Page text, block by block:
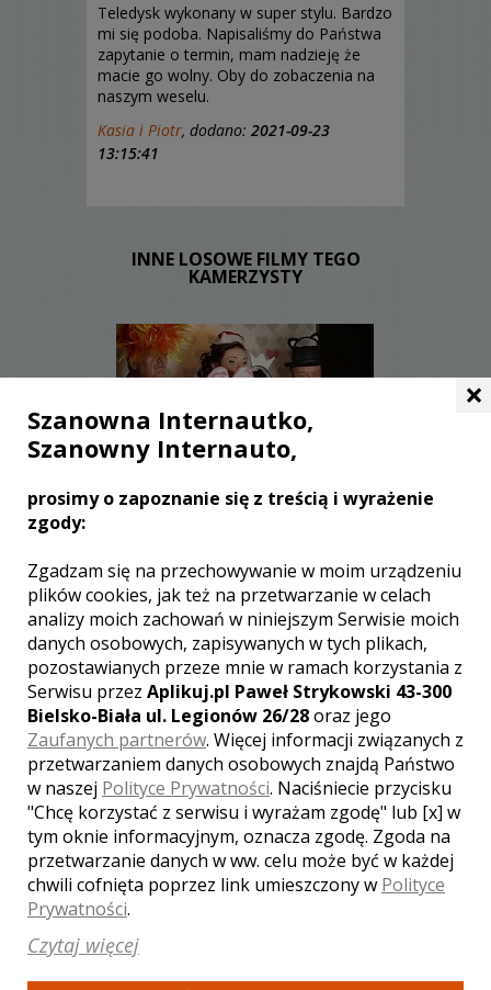
Teledysk wykonany w super stylu. Bardzo
mi się podoba. Napisaliśmy do Państwa
zapytanie o termin, mam nadzieję że
macie go wolny. Oby do zobaczenia na
naszym weselu.
Kasia i Piotr, dodano: 2021-09-23
13:15:41
INNE LOSOWE FILMY TEGO
KAMERZYSTY
KOMENTARZY:0
WYŚWIETLEŃ:
1063
KOMENTARZY:0
WYŚWIETLEŃ:2298
KOMENTARZY:0
×
Szanowna Internautko,
Szanowny Internauto,
prosimy o zapoznanie się z treścią i wyrażenie
zgody:
Zgadzam się na przechowywanie w moim urządzeniu
plików cookies, jak też na przetwarzanie w celach
analizy moich zachowań w niniejszym Serwisie moich
danych osobowych, zapisywanych w tych plikach,
pozostawianych przeze mnie w ramach korzystania z
Serwisu przez Aplikuj.pl Paweł Strykowski 43-300
Bielsko-Biała ul. Legionów 26/28oraz jego
Zaufanych partnerów. Więcej informacji związanych z
przetwarzaniem danych osobowych znajdą Państwo
w naszej Polityce Prywatności. Naciśniecie przycisku
"Chcę korzystać z serwisu i wyrażam zgodę" lub [x] w
tym oknie informacyjnym, oznacza zgodę. Zgoda na
przetwarzanie danych w ww. celu może być w każdej
chwili cofnięta poprzez link umieszczony w Polityce
Prywatności.
Czytaj więcej